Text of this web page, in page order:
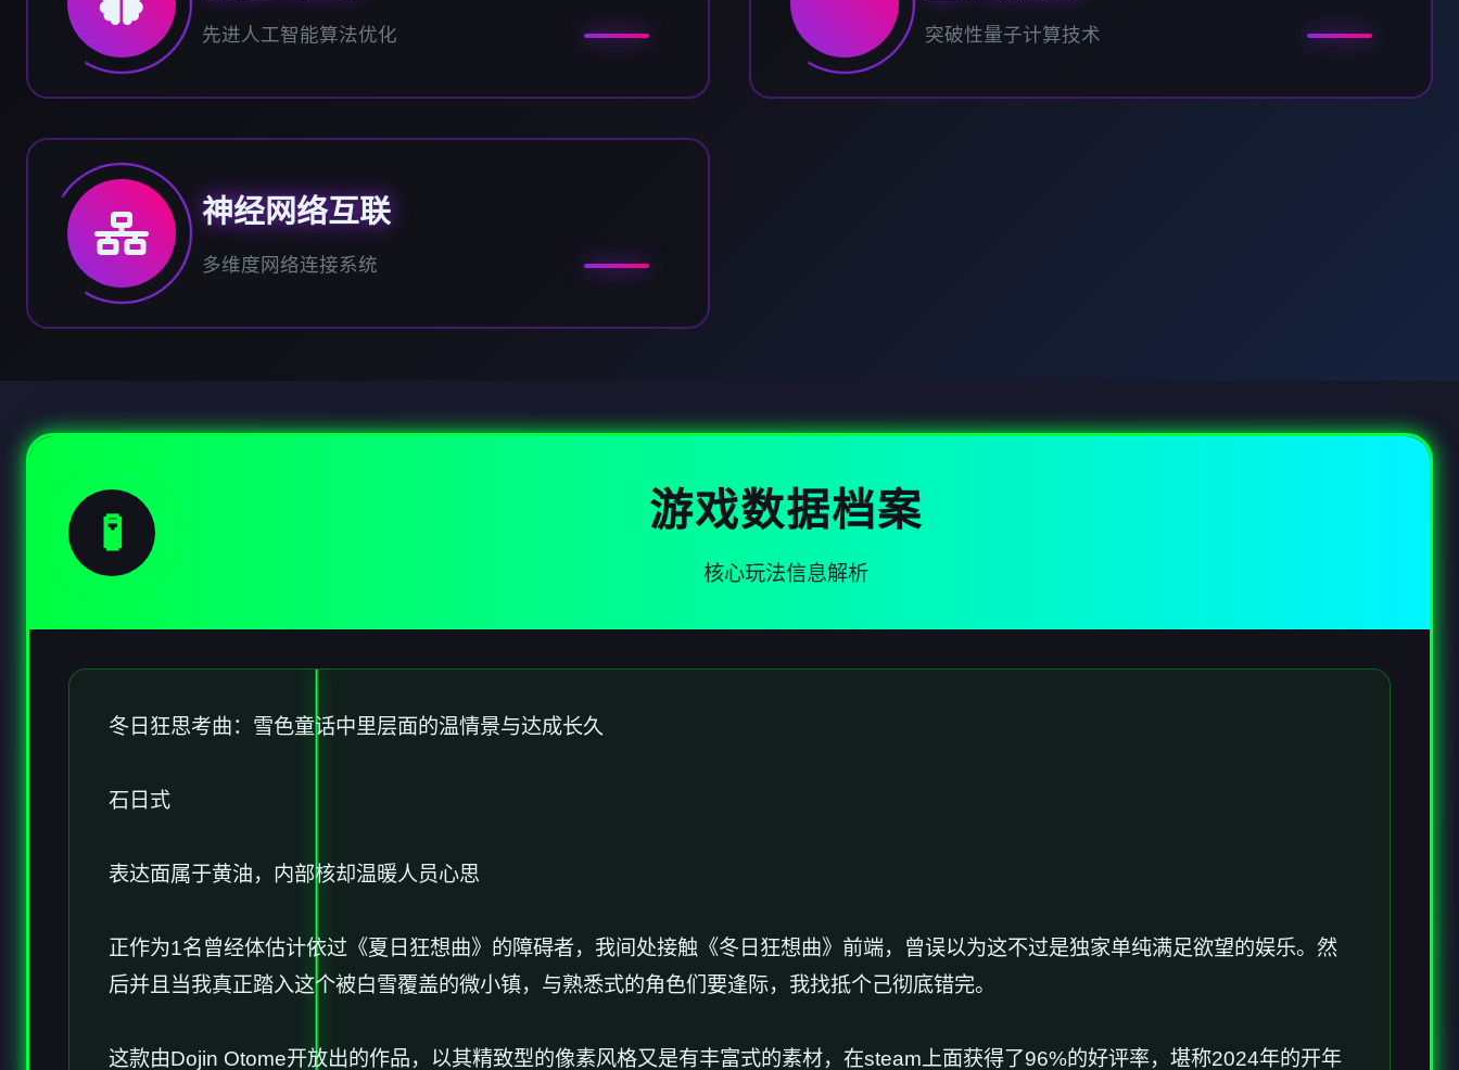
先进人工智能算法优化 突破性量子计算技术
神经网络互联
多维度网络连接系统
🧪 游戏数据档案
核心玩法信息解析
冬日狂思考曲：雪色童话中里层面的温情景与达成长久
石日式
表达面属于黄油，内部核却温暖人员心思
正作为1名曾经体估计依过《夏日狂想曲》的障碍者，我间处接触《冬日狂想曲》前端，曾误以为这不过是独家​​单纯满足欲望的娱乐​​。然
后并且当我真正踏入这个被白雪覆盖的微小镇，与熟悉式的角色们要逢际，我找抵个己彻底错完。
这款由Dojin Otome开放出的作品，以其精致型的像素风格又是有丰富式的素材，在steam上面获得了​​96%的好评率​​，堪称2024年的开年